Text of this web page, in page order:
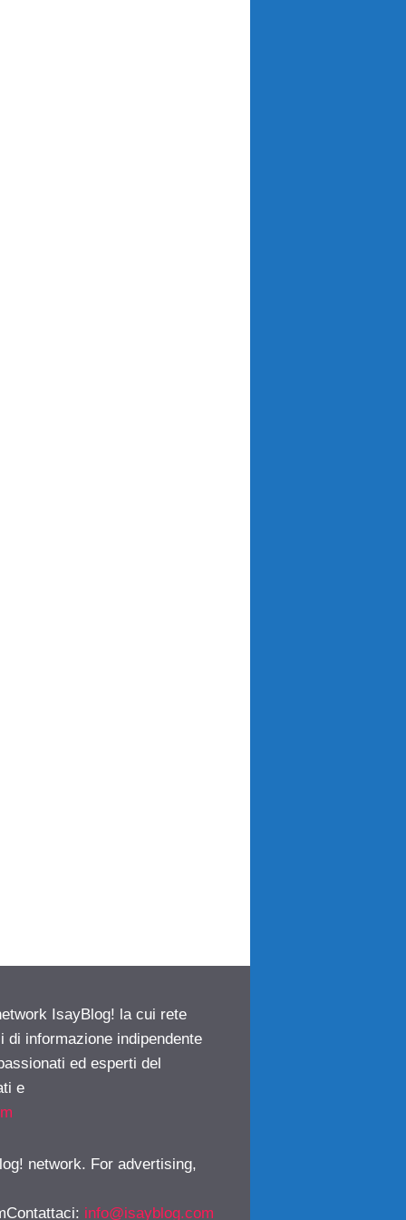
IsayBlog! la cui rete
informazione indipendente
ed esperti del
e
network. For advertising,
: info@isayblog.com